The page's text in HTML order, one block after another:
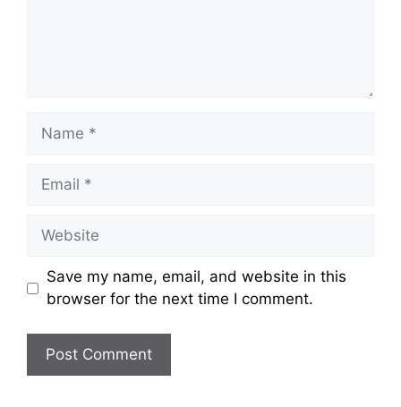
Name
Email
Website
Save my name, email, and website in this
browser for the next time I comment.